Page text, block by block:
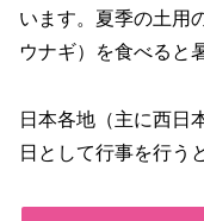
います。夏季の土用
ウナギ）を食べると
日本各地（主に西日
日として行事を行う